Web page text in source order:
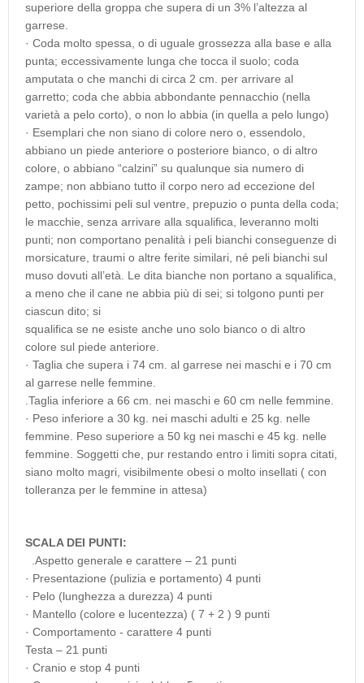
superiore della groppa che supera di un 3% l’altezza al
garrese.
· Coda molto spessa, o di uguale grossezza alla base e alla
punta; eccessivamente lunga che tocca il suolo; coda
amputata o che manchi di circa 2 cm. per arrivare al
garretto; coda che abbia abbondante pennacchio (nella
varietà a pelo corto), o non lo abbia (in quella a pelo lungo)
· Esemplari che non siano di colore nero o, essendolo,
abbiano un piede anteriore o posteriore bianco, o di altro
colore, o abbiano “calzini” su qualunque sia numero di
zampe; non abbiano tutto il corpo nero ad eccezione del
petto, pochissimi peli sul ventre, prepuzio o punta della coda;
le macchie, senza arrivare alla squalifica, leveranno molti
punti; non comportano penalità i peli bianchi conseguenze di
morsicature, traumi o altre ferite similari, né peli bianchi sul
muso dovuti all’età. Le dita bianche non portano a squalifica,
a meno che il cane ne abbia più di sei; si tolgono punti per
ciascun dito; si
squalifica se ne esiste anche uno solo bianco o di altro
colore sul piede anteriore.
· Taglia che supera i 74 cm. al garrese nei maschi e i 70 cm
al garrese nelle femmine.
.Taglia inferiore a 66 cm. nei maschi e 60 cm nelle femmine.
· Peso inferiore a 30 kg. nei maschi adulti e 25 kg. nelle
femmine. Peso superiore a 50 kg nei maschi e 45 kg. nelle
femmine. Soggetti che, pur restando entro i limiti sopra citati,
siano molto magri, visibilmente obesi o molto insellati ( con
tolleranza per le femmine in attesa)
SCALA DEI PUNTI:
.Aspetto generale e carattere – 21 punti
· Presentazione (pulizia e portamento) 4 punti
· Pelo (lunghezza a durezza) 4 punti
· Mantello (colore e lucentezza) ( 7 + 2 ) 9 punti
· Comportamento - carattere 4 punti
Testa – 21 punti
· Cranio e stop 4 punti